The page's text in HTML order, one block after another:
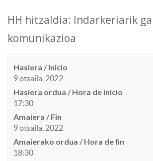
HH hitzaldia: Indarkeriarik
komunikazioa
Hasiera / Inicio
9 otsaila, 2022
Hasiera ordua / Hora de inicio
17:30
Amaiera / Fin
9 otsaila, 2022
Amaierako ordua / Hora de fin
18:30